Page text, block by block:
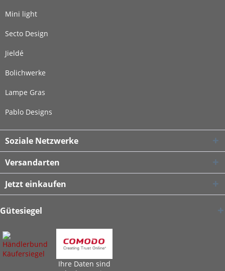
Mini light
Secto Design
Jieldé
Bolichwerke
Lampe Gras
Pablo Designs
Soziale Netzwerke
Versandarten
Jetzt einkaufen
Gütesiegel
Ihre Daten sind